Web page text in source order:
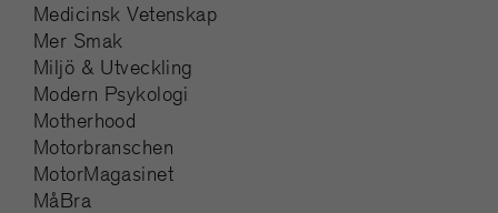
Medicinsk Vetenskap
Mer Smak
Miljö & Utveckling
Modern Psykologi
Motherhood
Motorbranschen
MotorMagasinet
MåBra